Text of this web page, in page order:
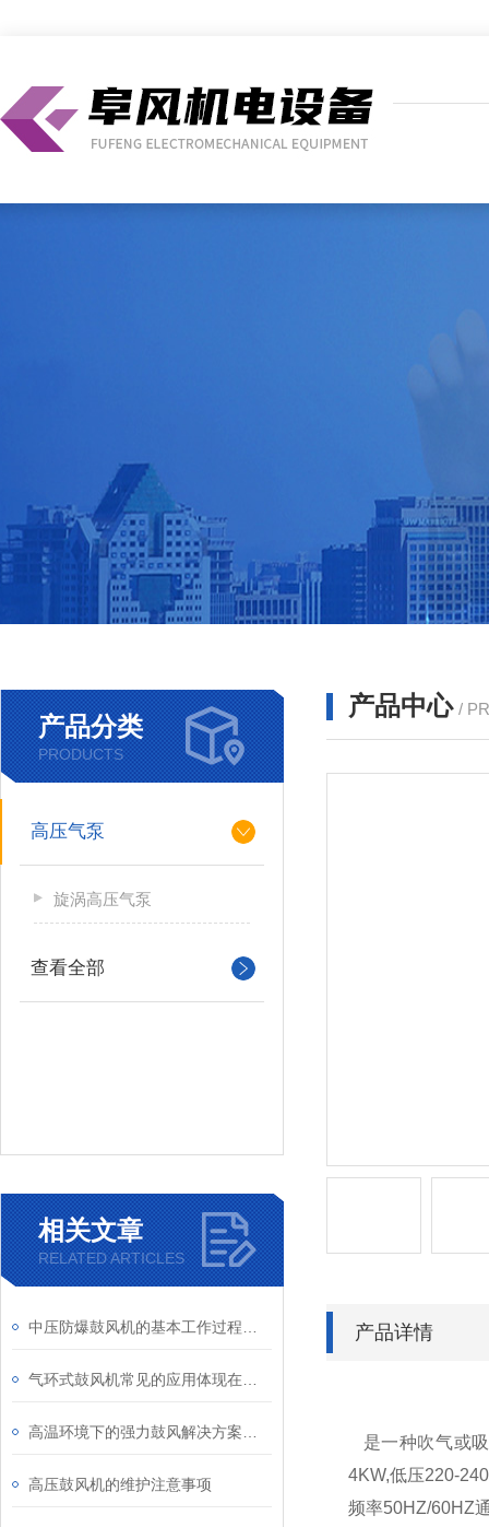
产品分类
PRODUCTS
高压气泵
旋涡高压气泵
查看全部
相关文章
RELATED ARTICLES
高压鼓风机的维护注意事项
产品中心 /
产品详情
是一种吹气或
4KW,低压220-
频率50HZ/60HZ